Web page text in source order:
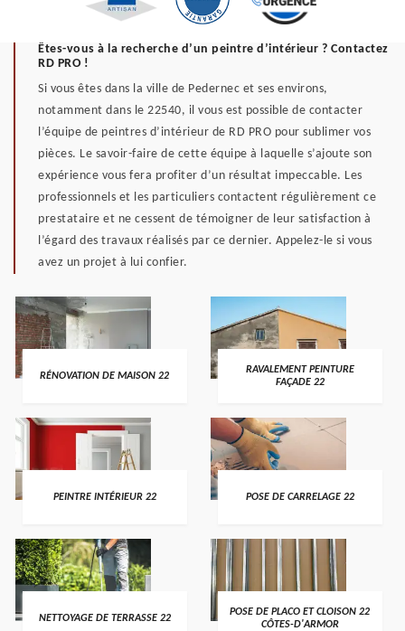
Êtes-vous à la recherche d’un peintre d’intérieur ? Contactez
RD PRO !
Si vous êtes dans la ville de Pedernec et ses environs,
notamment dans le 22540, il vous est possible de contacter
l’équipe de peintres d’intérieur de RD PRO pour sublimer vos
pièces. Le savoir-faire de cette équipe à laquelle s’ajoute son
expérience vous fera profiter d’un résultat impeccable. Les
professionnels et les particuliers contactent régulièrement ce
prestataire et ne cessent de témoigner de leur satisfaction à
l’égard des travaux réalisés par ce dernier. Appelez-le si vous
avez un projet à lui confier.
RÉNOVATION DE MAISON 22
RAVALEMENT PEINTURE
FAÇADE 22
PEINTRE INTÉRIEUR 22 POSE DE CARRELAGE 22
NETTOYAGE DE TERRASSE 22
POSE DE PLACO ET CLOISON 22
CÔTES-D'ARMOR